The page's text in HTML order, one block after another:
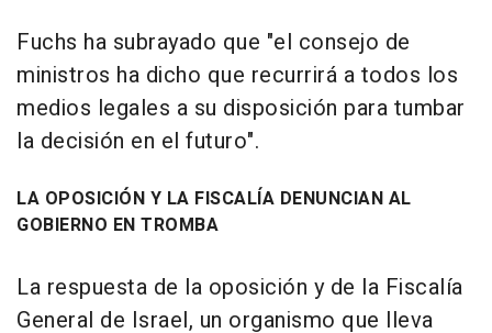
Fuchs ha subrayado que "el consejo de
ministros ha dicho que recurrirá a todos los
medios legales a su disposición para tumbar
la decisión en el futuro".
LA OPOSICIÓN Y LA FISCALÍA DENUNCIAN AL
GOBIERNO EN TROMBA
La respuesta de la oposición y de la Fiscalía
General de Israel, un organismo que lleva